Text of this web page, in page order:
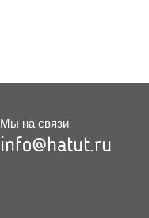
Мы на связи
info@hatut.ru